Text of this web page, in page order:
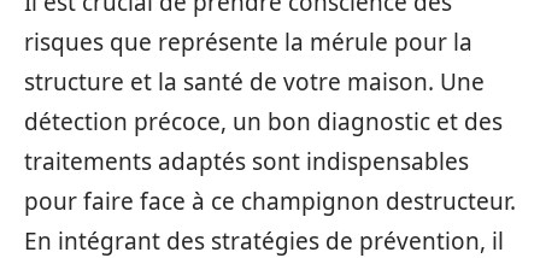
risques que représente la mérule pour la
structure et la santé de votre maison. Une
détection précoce, un bon diagnostic et des
traitements adaptés sont indispensables
pour faire face à ce champignon destructeur.
En intégrant des stratégies de prévention, il